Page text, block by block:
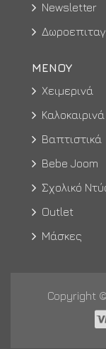
Newsletter
ΜΕΝΟΥ
Χειμερινά
Καλοκαιρινά
Βαπτιστικά
Bebe Joom
Σχολικό
Outlet
Μάσκες
Copyright